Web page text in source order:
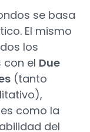
se basa
El mismo
los
el Due
(tanto
como la
del